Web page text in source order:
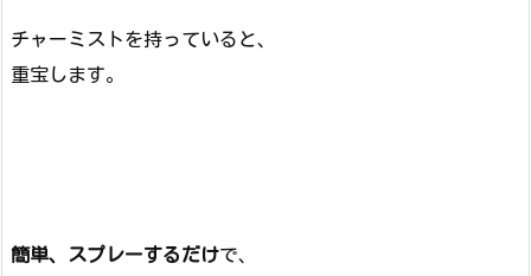
チャーミストを持っていると、
重宝します。
簡単、スプレーするだけで、